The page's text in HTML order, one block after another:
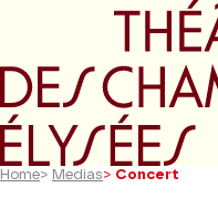
Go to main menu
Home> Medias> Concert